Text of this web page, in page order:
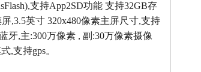
支持App2SD功能 支持32GB存
,3.5英寸 320x480像素主屏尺寸,支持
牙,主:300万像素 , 副:30万像素摄像
,支持gps。